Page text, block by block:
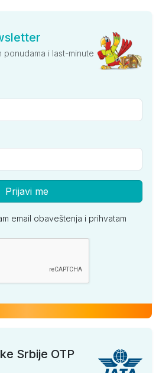
i last-minute
Prijavi me
email obaveštenja i prihvatam
Srbije OTP